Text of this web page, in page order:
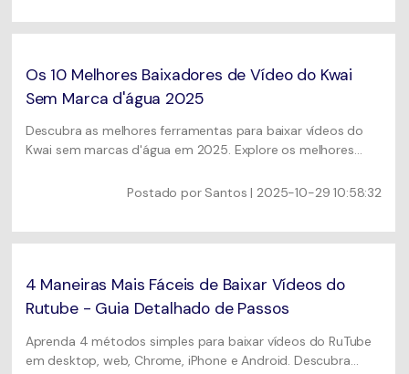
Os 10 Melhores Baixadores de Vídeo do Kwai
Sem Marca d'água 2025
Descubra as melhores ferramentas para baixar vídeos do
Kwai sem marcas d'água em 2025. Explore os melhores
Android. Aprenda dicas de download seguro, métodos de
Postado por Santos | 2025-10-29 10:58:32
4 Maneiras Mais Fáceis de Baixar Vídeos do
Rutube - Guia Detalhado de Passos
Aprenda 4 métodos simples para baixar vídeos do RuTube
em desktop, web, Chrome, iPhone e Android. Descubra